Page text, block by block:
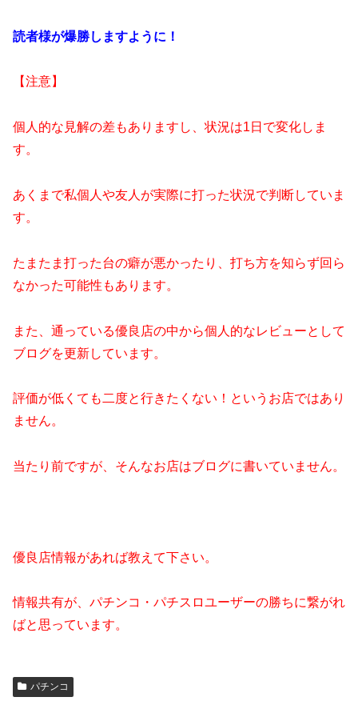
読者様が爆勝しますように！
【注意】
個人的な見解の差もありますし、状況は1日で変化しま
す。
あくまで私個人や友人が実際に打った状況で判断していま
す。
たまたま打った台の癖が悪かったり、打ち方を知らず回ら
なかった可能性もあります。
また、通っている優良店の中から個人的なレビューとして
ブログを更新しています。
評価が低くても二度と行きたくない！というお店ではあり
ません。
当たり前ですが、そんなお店はブログに書いていません。
優良店情報があれば教えて下さい。
情報共有が、パチンコ・パチスロユーザーの勝ちに繋がれ
ばと思っています。
パチンコ